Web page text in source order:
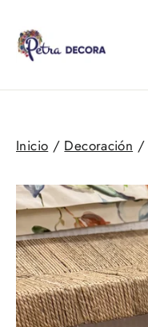
contenido
Inicio / Decoración /